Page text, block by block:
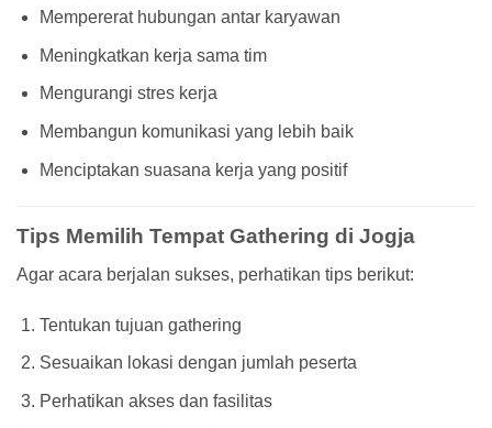
Mempererat hubungan antar karyawan
Meningkatkan kerja sama tim
Mengurangi stres kerja
Membangun komunikasi yang lebih baik
Menciptakan suasana kerja yang positif
Tips Memilih Tempat Gathering di Jogja
Agar acara berjalan sukses, perhatikan tips berikut:
Tentukan tujuan gathering
Sesuaikan lokasi dengan jumlah peserta
Perhatikan akses dan fasilitas